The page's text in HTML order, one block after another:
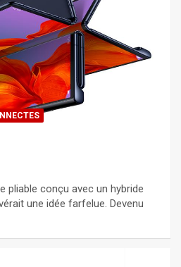
pliable conçu avec un hybride
une idée farfelue. Devenu